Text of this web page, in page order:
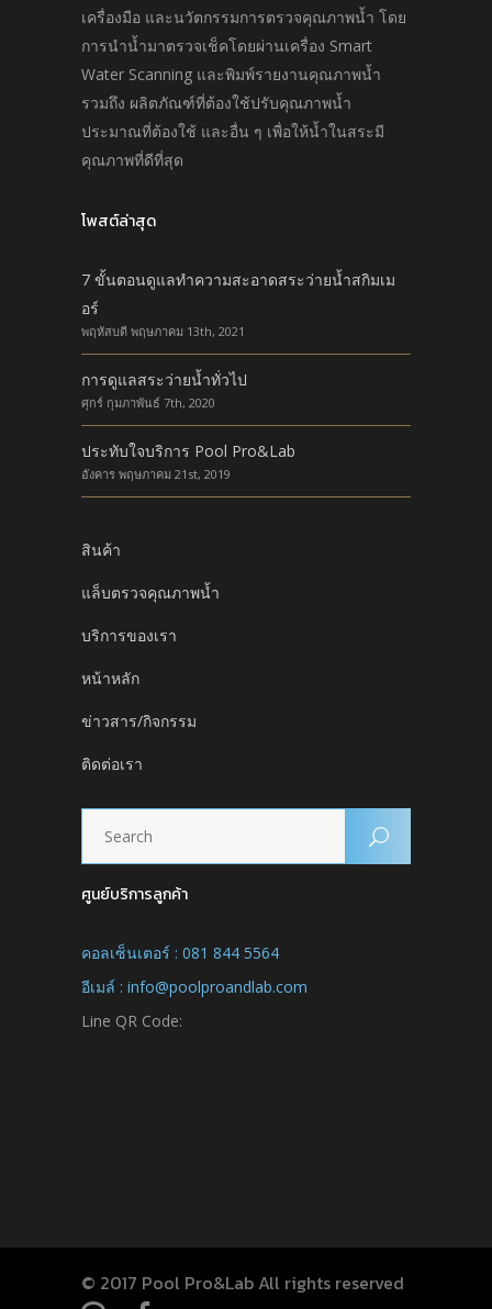
เครื่องมือ และนวัตกรรมการตรวจคุณภาพนํ้า โดย
การนำนํ้ามาตรวจเช็คโดยผ่านเครื่อง Smart
Water Scanning และพิมพ์รายงานคุณภาพนํ้า
รวมถึง ผลิตภัณฑ์ที่ต้องใช้ปรับคุณภาพนํ้า
ประมาณที่ต้องใช้ และอื่น ๆ เพื่อให้นํ้าในสระมี
คุณภาพที่ดีที่สุด
โพสต์ล่าสุด
7 ขั้นตอนดูแลทำความสะอาดสระว่ายน้ำสกิมเม
อร์
พฤหัสบดี พฤษภาคม 13th, 2021
การดูแลสระว่ายน้ำทั่วไป
ศุกร์ กุมภาพันธ์ 7th, 2020
ประทับใจบริการ Pool Pro&Lab
อังคาร พฤษภาคม 21st, 2019
สินค้า
แล็บตรวจคุณภาพน้ำ
บริการของเรา
หน้าหลัก
ข่าวสาร/กิจกรรม
ติดต่อเรา
ศูนย์บริการลูกค้า
คอลเซ็นเตอร์ : 081 844 5564
อีเมล์ : info@poolproandlab.com
Line QR Code:
© 2017 Pool Pro&Lab All rights reserved